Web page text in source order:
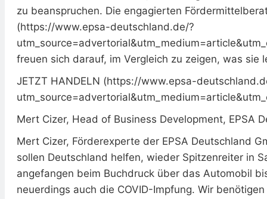
zu beanspruchen. Die engagierten
(https://www.epsa-deutschland.de/?
freuen sich darauf, im Vergleich zu zeigen, was sie
JETZT HANDELN (https://www.epsa-
Mert Cizer, Head of Business Development, EPSA
Mert Cizer, Förderexperte der EPSA Deutschland
sollen Deutschland helfen, wieder Spitzenreiter in
angefangen beim Buchdruck über das Automobil
neuerdings auch die COVID-Impfung. Wir